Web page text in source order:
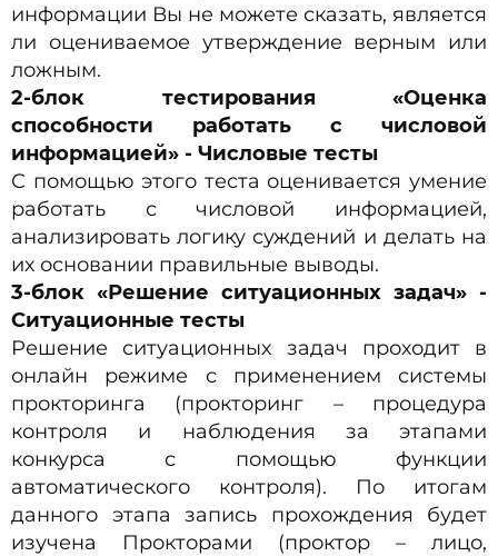
информации Вы не можете сказать, является
ли оцениваемое утверждение верным или
ложным.
2-блок тестирования «Оценка
способности работать с числовой
информацией» - Числовые тесты
С помощью этого теста оценивается умение
работать с числовой информацией,
анализировать логику суждений и делать на
их основании правильные выводы.
3-блок «Решение ситуационных задач» -
Ситуационные тесты
Решение ситуационных задач проходит в
онлайн режиме с применением системы
прокторинга (прокторинг – процедура
контроля и наблюдения за этапами
конкурса с помощью функции
автоматического контроля). По итогам
данного этапа запись прохождения будет
изучена Прокторами (проктор – лицо,